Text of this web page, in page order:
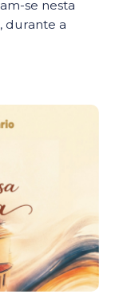
se nesta
durante a